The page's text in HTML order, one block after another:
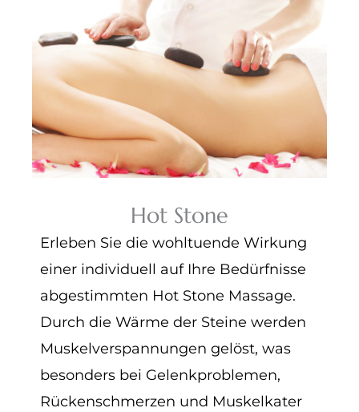
Hot Stone
Erleben Sie die wohltuende Wirkung
einer individuell auf Ihre Bedürfnisse
abgestimmten Hot Stone Massage.
Durch die Wärme der Steine werden
Muskelverspannungen gelöst, was
besonders bei Gelenkproblemen,
Rückenschmerzen und Muskelkater